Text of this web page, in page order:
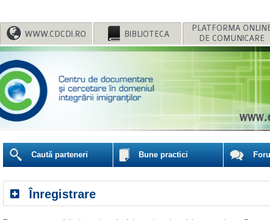
WWW.CDCDI.RO BIBLIOTECA DE COMUNICARE
Caută parteneri Bune practici
Înregistrare